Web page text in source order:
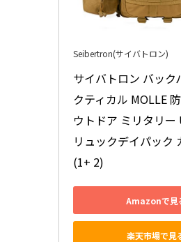
Seibertron(サイバトロン)
サイバトロン バック
クティカル MOLLE
ウトドア ミリタリー
リュックデイパック
(1+ 2)
Amazonで見
楽天市場で見